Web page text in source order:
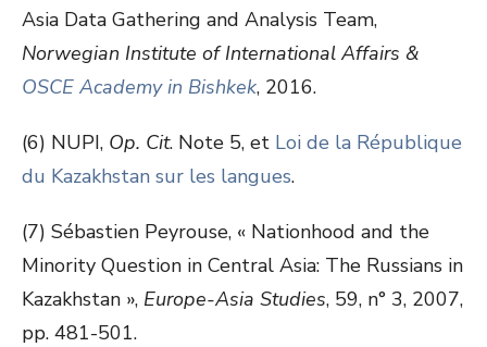
Asia Data Gathering and Analysis Team,
Norwegian Institute of International Affairs &
OSCE Academy in Bishkek, 2016.
(6) NUPI, Op. Cit. Note 5, et Loi de la République
du Kazakhstan sur les langues.
(7) Sébastien Peyrouse, « Nationhood and the
Minority Question in Central Asia: The Russians in
Kazakhstan », Europe-Asia Studies, 59, n° 3, 2007,
pp. 481-501.